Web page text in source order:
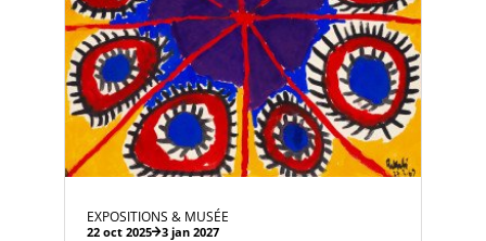
EXPOSITIONS & MUSÉE
22 oct 2025 3 jan 2027